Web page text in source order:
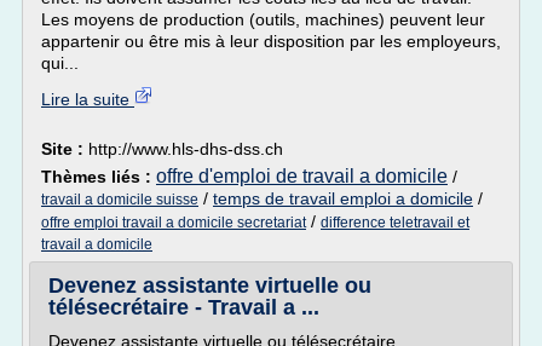
Les moyens de production (outils, machines) peuvent leur
appartenir ou être mis à leur disposition par les employeurs,
qui...
Lire la suite
Site : http://www.hls-dhs-dss.ch
Thèmes liés : offre d'emploi de travail a domicile /
travail a domicile suisse / temps de travail emploi a domicile /
offre emploi travail a domicile secretariat/ difference teletravail et
travail a domicile
Devenez assistante virtuelle ou
télésecrétaire - Travail a ...
Devenez assistante virtuelle ou télésecrétaire